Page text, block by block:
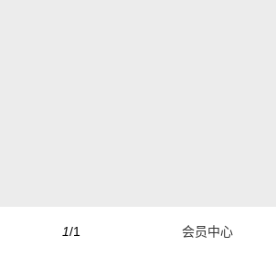
1/1 会员中心